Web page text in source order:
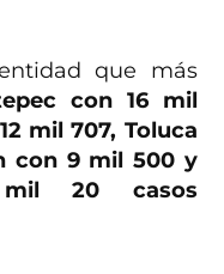
que más
con 16 mil
mil 707, Toluca
con 9 mil 500 y
20 casos